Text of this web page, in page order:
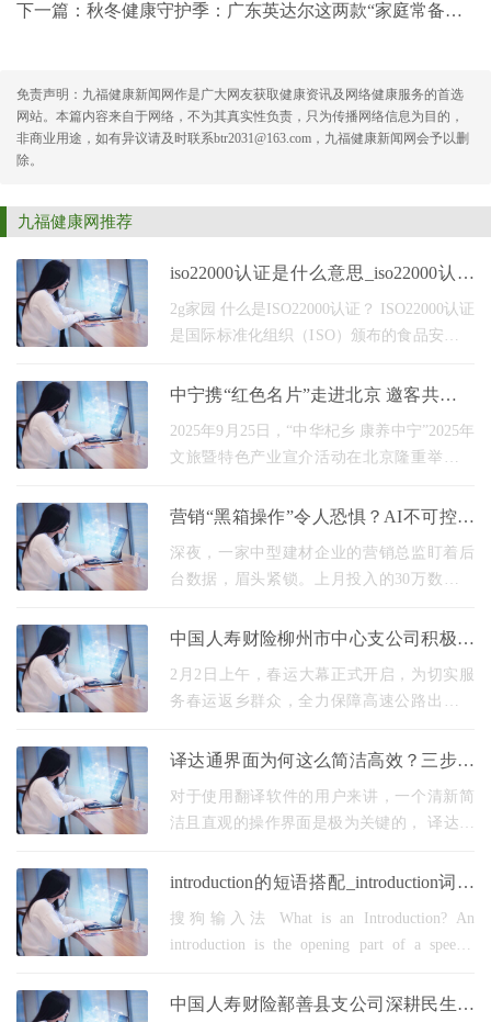
下一篇： 秋冬健康守护季：广东英达尔这两款“家庭常备药”，优惠力度直接拉满！
免责声明：九福健康新闻网作是广大网友获取健康资讯及网络健康服务的首选
网站。本篇内容来自于网络，不为其真实性负责，只为传播网络信息为目的，
非商业用途，如有异议请及时联系btr2031@163.com，九福健康新闻网会予以删
除。
九福健康网推荐
iso22000认证是什么意思_iso22000认证
需要多少钱
2g家园 什么是ISO22000认证？ ISO22000认证
是国际标准化组织（ISO）颁布的食品安全管
的食品安全，并提供一套可靠、全面的标
中宁携“红色名片”走进北京 邀客共赴康
养之约
2025年9月25日，“中华杞乡 康养中宁”2025年
文旅暨特色产业宣介活动在北京隆重举行。
和影响力，向各界全方位展示宁夏中宁县独
营销“黑箱操作”令人恐惧？AI不可控论
是杞人忧天吗？
深夜，一家中型建材企业的营销总监盯着后
台数据，眉头紧锁。上月投入的30万数字广
馈客源几无增长。点击率、展现量、互动数
中国人寿财险柳州市中心支公司积极参
与“情满旅途 志愿暖冬”学雷锋志愿服
2月2日上午，春运大幕正式开启，为切实服
务春运返乡群众，全力保障高速公路出行安
主办，多家区直单位共同参与的“情满旅途 志
译达通界面为何这么简洁高效？三步之
内轻松搞定翻译
对于使用翻译软件的用户来讲，一个清新简
洁且直观的操作界面是极为关键的， 译达通
直围绕着“降低干扰、专注于核心翻译功能”来
introduction的短语搭配_introduction词组
搭配
搜狗输入法 What is an Introduction? An
introduction is the opening part of a speech,
serves to grab the attention of the audience and
中国人寿财险鄯善县支公司深耕民生一